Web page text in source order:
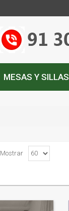
MESAS Y SILLAS
Mostrar